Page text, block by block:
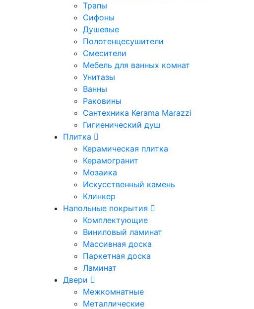
Трапы
Сифоны
Душевые
Полотенцесушители
Смесители
Мебель для ванных комнат
Унитазы
Ванны
Раковины
Сантехника Kerama Marazzi
Гигиенический душ
Плитка
Керамическая плитка
Керамогранит
Мозаика
Искусственный камень
Клинкер
Напольные покрытия
Комплектующие
Виниловый ламинат
Массивная доска
Паркетная доска
Ламинат
Двери
Межкомнатные
Металлические